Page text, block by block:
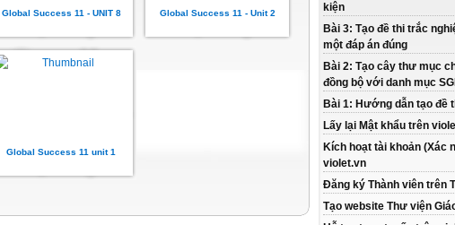
kiện
Bài 3: Tạo đề thi trắc
một đáp án đúng
Bài 2: Tạo cây thư mục
đồng bộ với danh mục
Bài 1: Hướng dẫn tạo đề
Lấy lại Mật khẩu trên
Kích hoạt tài khoản (Xác
violet.vn
Đăng ký Thành viên trên
Tạo website Thư viện
Global Success 11 - UNIT 8 Global Success 11 - Unit 2
Global Success 11 unit 1